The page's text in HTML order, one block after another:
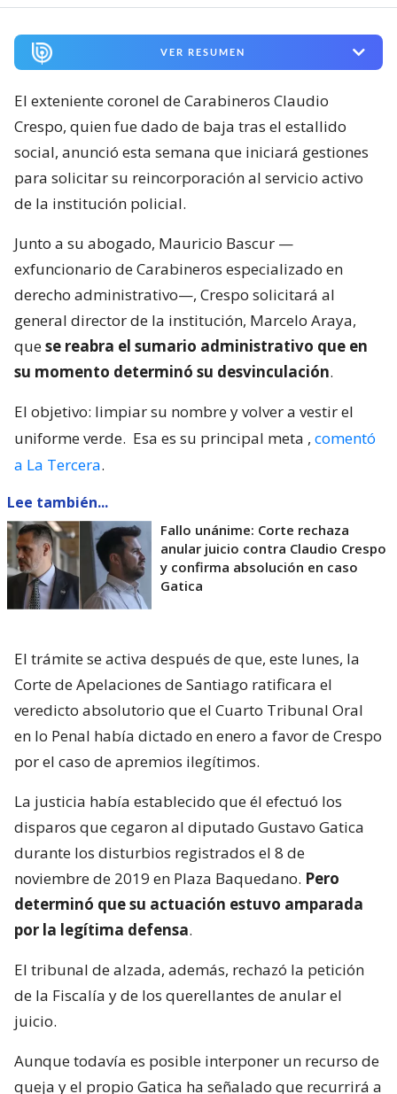
VER RESUMEN
El exteniente coronel de Carabineros Claudio
Crespo, quien fue dado de baja tras el estallido
social, anunció esta semana que iniciará gestiones
para solicitar su reincorporación al servicio activo
de la institución policial.
Junto a su abogado, Mauricio Bascur —
exfuncionario de Carabineros especializado en
derecho administrativo—, Crespo solicitará al
general director de la institución, Marcelo Araya,
quese reabra el sumario administrativo que en
su momento determinó su desvinculación.
El objetivo: limpiar su nombre y volver a vestir el
uniforme verde. Esa es su principal meta , comentó
a La Tercera.
Lee también...
Fallo unánime: Corte rechaza
anular juicio contra Claudio Crespo
y confirma absolución en caso
Gatica
El trámite se activa después de que, este lunes, la
Corte de Apelaciones de Santiago ratificara el
veredicto absolutorio que el Cuarto Tribunal Oral
en lo Penal había dictado en enero a favor de Crespo
por el caso de apremios ilegítimos.
La justicia había establecido que él efectuó los
disparos que cegaron al diputado Gustavo Gatica
durante los disturbios registrados el 8 de
noviembre de 2019 en Plaza Baquedano. Pero
determinó que su actuación estuvo amparada
por la legítima defensa.
El tribunal de alzada, además, rechazó la petición
de la Fiscalía y de los querellantes de anular el
juicio.
Aunque todavía es posible interponer un recurso de
queja y el propio Gatica ha señalado que recurrirá a